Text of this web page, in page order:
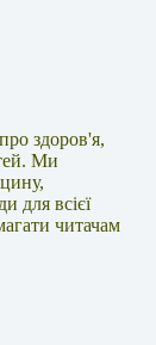
здоров'я,
Ми
для всієї
читачам